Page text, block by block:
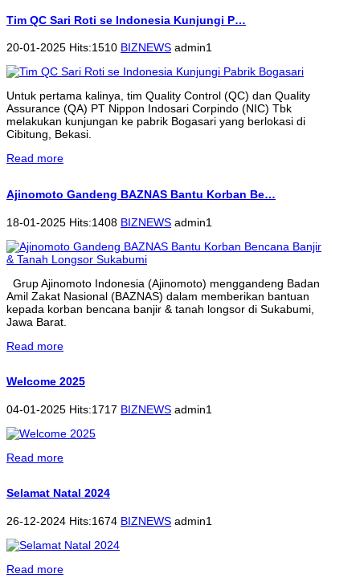
Tim QC Sari Roti se Indonesia Kunjungi P…
20-01-2025 Hits:1510 BIZNEWS admin1
Untuk pertama kalinya, tim Quality Control (QC) dan Quality
Assurance (QA) PT Nippon Indosari Corpindo (NIC) Tbk
melakukan kunjungan ke pabrik Bogasari yang berlokasi di
Cibitung, Bekasi.
Read more
Ajinomoto Gandeng BAZNAS Bantu Korban Be…
18-01-2025 Hits:1408 BIZNEWS admin1
Grup Ajinomoto Indonesia (Ajinomoto) menggandeng Badan
Amil Zakat Nasional (BAZNAS) dalam memberikan bantuan
kepada korban bencana banjir & tanah longsor di Sukabumi,
Jawa Barat.
Read more
Welcome 2025
04-01-2025 Hits:1717 BIZNEWS admin1
Read more
Selamat Natal 2024
26-12-2024 Hits:1674 BIZNEWS admin1
Read more